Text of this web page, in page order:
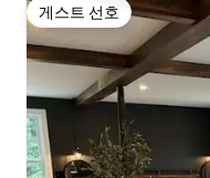
게스트 선호
게스트 선호